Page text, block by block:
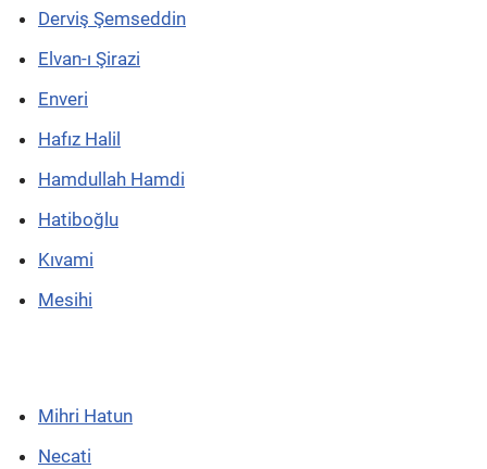
Derviş Şemseddin
Elvan-ı Şirazi
Enveri
Hafız Halil
Hamdullah Hamdi
Hatiboğlu
Kıvami
Mesihi
Mihri Hatun
Necati